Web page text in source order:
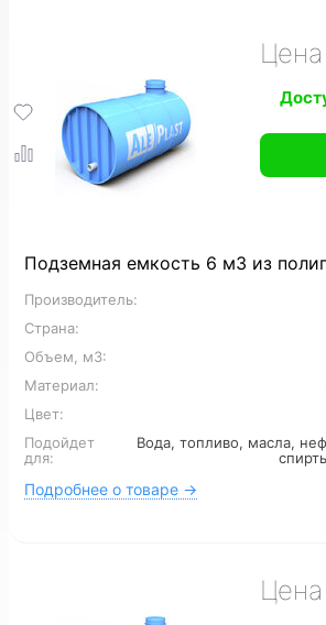
Пожарные
Цилиндрические
На заказ Промышленные
Для топлива Для нефтепродуктов
Для химии
Пищевые
Для канализации 6 м3 7 м3
12 м3 16 м3
Подземная емкость 6 м3 из
Производитель:
Страна:
Объем, м3:
Материал:
Цвет:
Подойдет
для:
Вода, топливо, масла,
Подробнее о товаре →